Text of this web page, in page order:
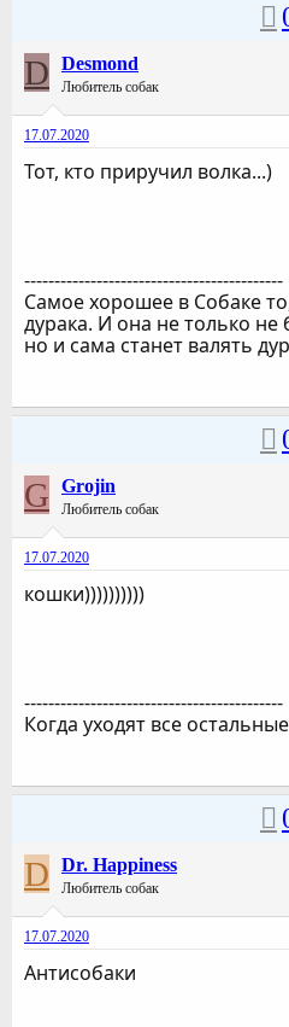
D Desmond
Любитель собак
17.07.2020
Тот, кто приручил волка...)
-------------------------------------------
Самое хорошее в Собаке
дурака. И она не только не
но и сама станет валять
G Grojin
Любитель собак
17.07.2020
кошки))))))))))
-------------------------------------------
Когда уходят все
D Dr. Happiness
Любитель собак
17.07.2020
Антисобаки